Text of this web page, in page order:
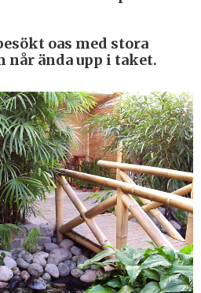
oas med stora
når ända upp i taket.